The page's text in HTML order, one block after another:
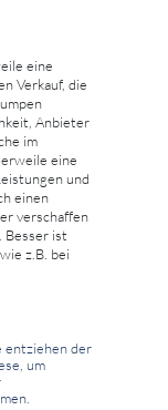
eine
Verkauf, die
Anbieter
im
eine
und
einen
verschaffen
Besser ist
z.B. bei
entziehen der
um